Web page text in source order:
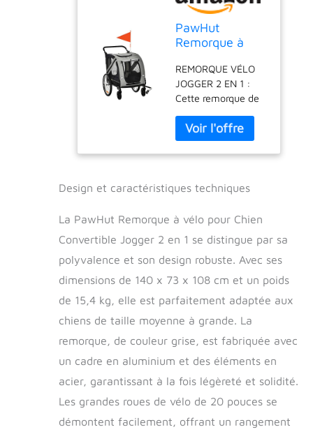
PawHut
Remorque à
Convertible
Jogger 2 en 1
pour Animaux
avec Drapeau
réflecteurs -
Gris et Noir
REMORQUE VÉLO
JOGGER 2 EN 1 :
Cette remorque de
très facilement en
une poussette.
Utilisable en
remorque pour
longues ballades
tout en plaisirs
GRAND CONFORT :
La remorque vélo
chien offre aux
chiens pesant
jusqu'à 30 kg un
moyen de transport
vue panoramique.
Votre animal
trouvera aisément
place dans cet
habitacle aéré
composé de
Design et caractéristiques techniques
La PawHut Remorque à vélo pour Chien
Convertible Jogger 2 en 1 se distingue par sa
polyvalence et son design robuste. Avec ses
dimensions de 140 x 73 x 108 cm et un poids
de 15,4 kg, elle est parfaitement adaptée aux
chiens de taille moyenne à grande. La
remorque, de couleur grise, est fabriquée avec
un cadre en aluminium et des éléments en
acier, garantissant à la fois légèreté et solidité.
Les grandes roues de vélo de 20 pouces se
démontent facilement, offrant un rangement